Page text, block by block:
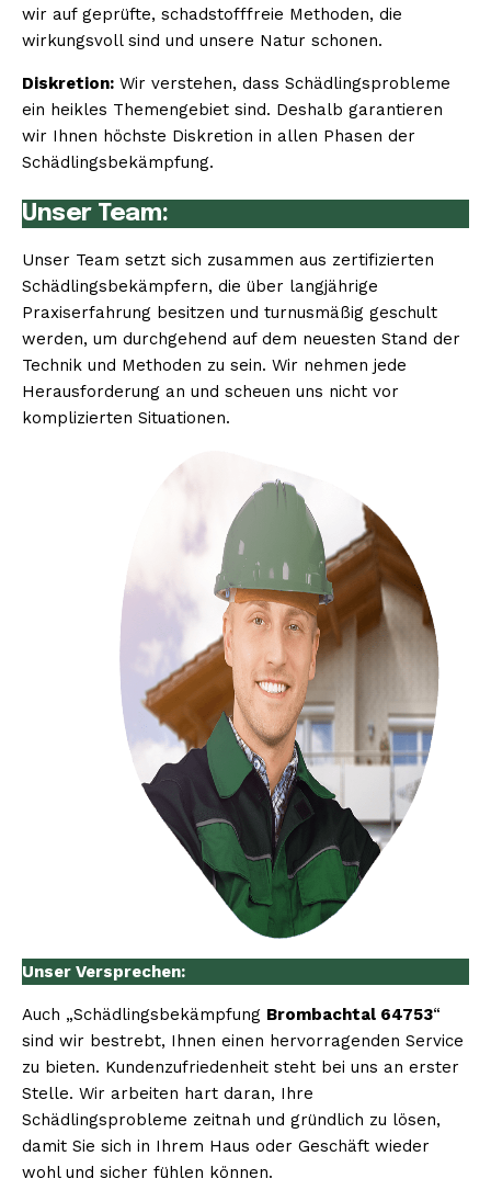
wir auf geprüfte, schadstofffreie Methoden, die
wirkungsvoll sind und unsere Natur schonen.
Diskretion: Wir verstehen, dass Schädlingsprobleme
ein heikles Themengebiet sind. Deshalb garantieren
wir Ihnen höchste Diskretion in allen Phasen der
Schädlingsbekämpfung.
Unser Team:
Unser Team setzt sich zusammen aus zertifizierten
Schädlingsbekämpfern, die über langjährige
Praxiserfahrung besitzen und turnusmäßig geschult
werden, um durchgehend auf dem neuesten Stand der
Technik und Methoden zu sein. Wir nehmen jede
Herausforderung an und scheuen uns nicht vor
komplizierten Situationen.
Unser Versprechen:
Auch „Schädlingsbekämpfung Brombachtal 64753“
sind wir bestrebt, Ihnen einen hervorragenden Service
zu bieten. Kundenzufriedenheit steht bei uns an erster
Stelle. Wir arbeiten hart daran, Ihre
Schädlingsprobleme zeitnah und gründlich zu lösen,
damit Sie sich in Ihrem Haus oder Geschäft wieder
wohl und sicher fühlen können.